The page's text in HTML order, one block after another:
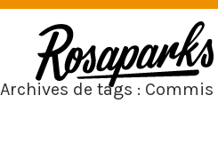
Archives de tags : Commis